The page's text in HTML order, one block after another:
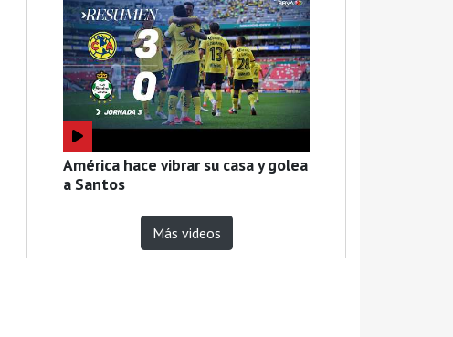
América hace vibrar su casa y golea
a Santos
Más videos